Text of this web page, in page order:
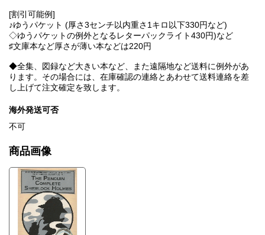
[割引可能例]
♪ゆうパケット (厚さ3センチ以内重さ1キロ以下330円など)
◇ゆうパケットの例外となるレターパックライト430円)など
♯文庫本など厚さが薄い本などは220円
◆全集、図録など大きい本など、また遠隔地など送料に例外があ
ります。その場合には、在庫確認の連絡とあわせて送料連絡を差
し上げて注文確定を致します。
海外発送可否
不可
商品画像